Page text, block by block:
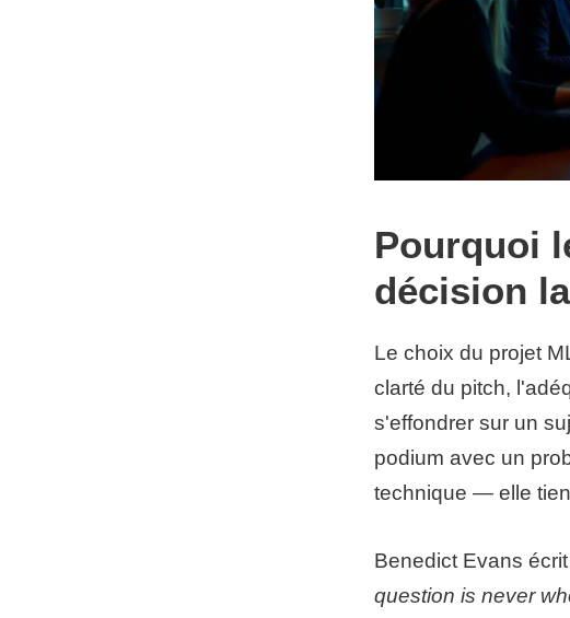
Pourquoi
décision
Le choix du projet
clarté du pitch,
s'effondrer sur un
podium avec un
technique — elle
Benedict Evans
question is never